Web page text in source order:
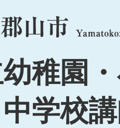
menu
稚園
学校